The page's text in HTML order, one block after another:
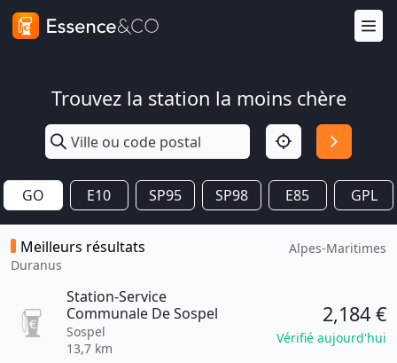
Trouvez la station la moins chère
GO E10 SP95 SP98 E85 GPL
Meilleurs résultats
Duranus
Alpes-Maritimes
Station-Service
Communale De Sospel
Sospel
13,7 km
2,184 €
Vérifié aujourd'hui